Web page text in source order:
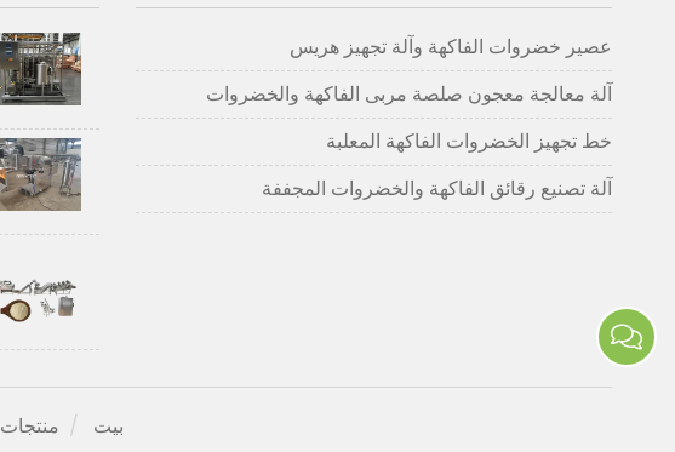
عصير خضروات الفاكهة وآلة تجهيز هريس
آلة معالجة معجون صلصة مربى الفاكهة والخضروات
خط تجهيز الخضروات الفاكهة المعلبة
آلة تصنيع رقائق الفاكهة والخضروات المجففة
بيت منتجات